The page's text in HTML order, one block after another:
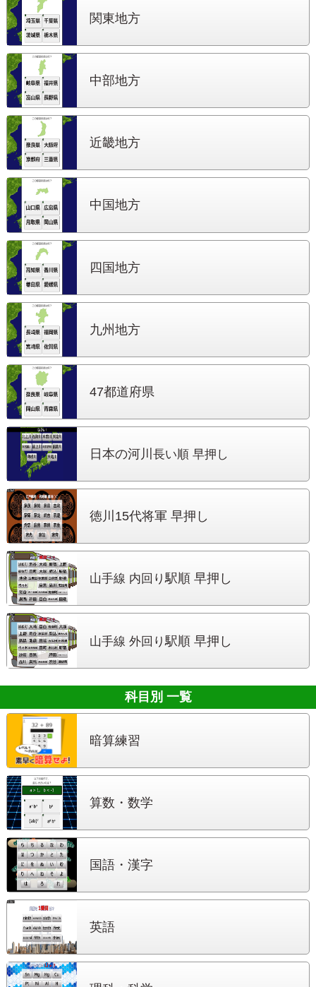
関東地方
中部地方
近畿地方
中国地方
四国地方
九州地方
47都道府県
日本の河川 長い順 早押し
徳川15代将軍 早押し
山手線 内回り駅順 早押し
山手線 外回り 駅順 早押し
科目別 一覧
暗算練習
算数・数学
国語・漢字
英語